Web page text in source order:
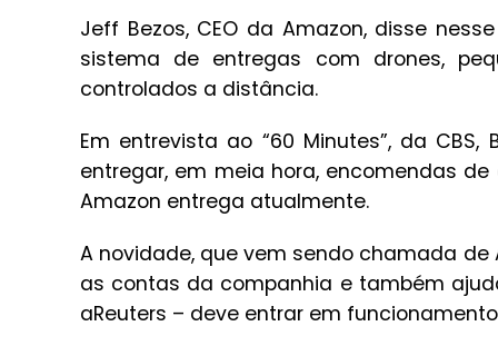
Jeff Bezos, CEO da Amazon, disse
sistema de entregas com drones,
controlados a distância.
Em entrevista ao “60 Minutes”, da
entregar, em meia hora, encomendas
Amazon entrega atualmente.
A novidade, que vem sendo chamada de
as contas da companhia e também
aReuters – deve entrar em